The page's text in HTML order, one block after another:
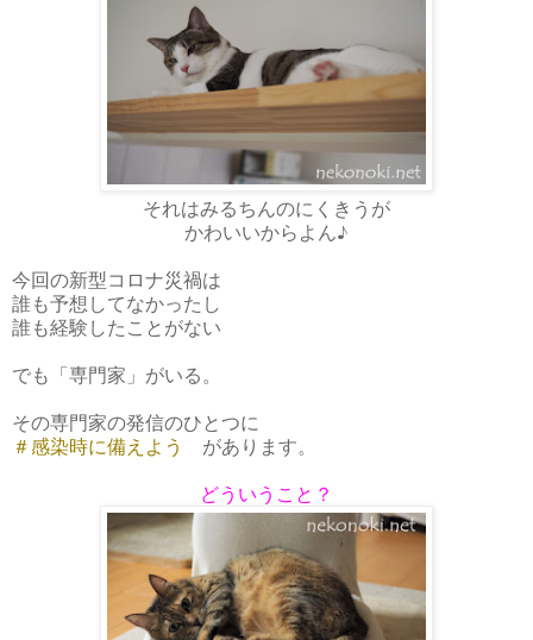
それはみるちんのにくきうが
かわいいからよん♪
今回の新型コロナ災禍は
誰も予想してなかったし
誰も経験したことがない
でも「専門家」がいる。
その専門家の発信のひとつに
＃感染時に備えよう
があります。
どういうこと？